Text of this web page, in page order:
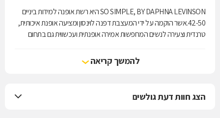
SO SIMPLE, BY DAPHNA LEVINSON היא רשת אופנה למידות ביניים
42-50.אשר הוקמה על ידי המעצבת דפנה לוינסון ומציעה אופנת איכותית,
טרנדית וצעירה לנשים המחפשות אמירה אופנתית ועכשווית גם בתחום
להמשך קריאה
הצג חוות דעת גולשים